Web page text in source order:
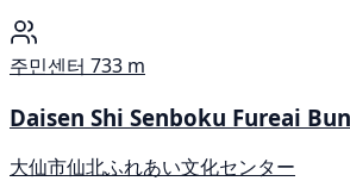
주민센터 733 m
Daisen Shi Senboku Fureai
大仙市仙北ふれあい文化センター